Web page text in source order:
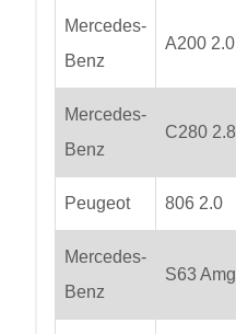
Mercedes-
Benz
A200 2.0
Mercedes-
Benz
C280 2.8
Peugeot 806 2.0
Mercedes-
Benz
S63 Amg